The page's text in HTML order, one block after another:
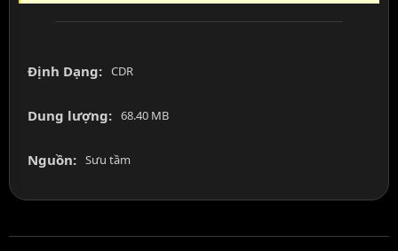
Định Dạng: CDR
Dung lượng: 68.40 MB
Nguồn: Sưu tầm